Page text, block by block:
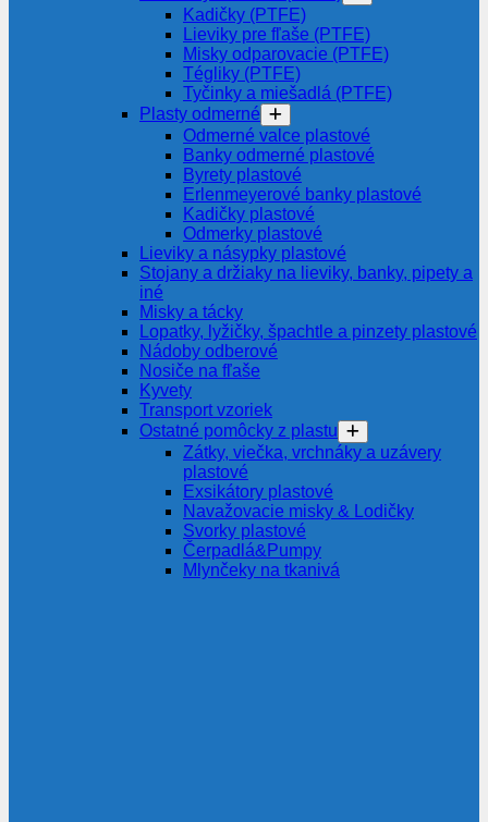
Kadičky (PTFE)
Lieviky pre fľaše (PTFE)
Misky odparovacie (PTFE)
Tégliky (PTFE)
Tyčinky a miešadlá (PTFE)
Plasty odmerné
Odmerné valce plastové
Banky odmerné plastové
Byrety plastové
Erlenmeyerové banky plastové
Kadičky plastové
Odmerky plastové
Lieviky a násypky plastové
Stojany a držiaky na lieviky, banky, pipety a
iné
Misky a tácky
Lopatky, lyžičky, špachtle a pinzety plastové
Nádoby odberové
Nosiče na fľaše
Kyvety
Transport vzoriek
Ostatné pomôcky z plastu
Zátky, viečka, vrchnáky a uzávery
plastové
Exsikátory plastové
Navažovacie misky & Lodičky
Svorky plastové
Čerpadlá&Pumpy
Mlynčeky na tkanivá